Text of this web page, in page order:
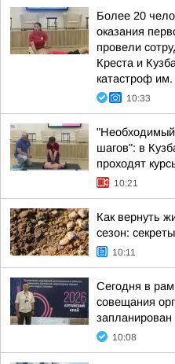
Более 20
оказания
провели
Креста и
катастроф
10:33
"Необходимый
шагов": в
проходят
10:21
Как вернуть
сезон:
10:11
Сегодня в
совещания
10:08